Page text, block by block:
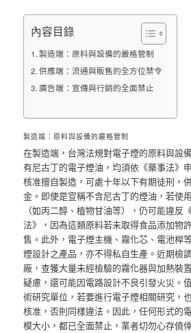
內容目錄
製造端：原料與設備的嚴格管制
供應端：流通與販售的全方位禁令
廣告端：宣傳與行銷的全面禁止
製造端：原料與設備的嚴格管制
在製造端，台灣法規對電子煙的原料與設
有尼古丁的電子煙油，均須依《藥事法》
核准擅自製造，可處十年以下有期徒刑，
金。即使是宣稱不含尼古丁的煙油，若使
（如丙二醇、植物甘油等），仍可能違反
法》，因為這類原料若未取得食品添加物
售。此外，電子煙主機、霧化芯、電池桿
煙設計之產品，亦不得私自生產。近期檢
廠，查獲大量未經檢驗的霧化器與加熱裝
疑慮，還可能因電路設計不良引發火災。
術研究單位，若要進行電子煙相關研究，
核准，否則同樣違法。因此，任何形式的
模大小，都已全面禁止，業者切勿心存僥